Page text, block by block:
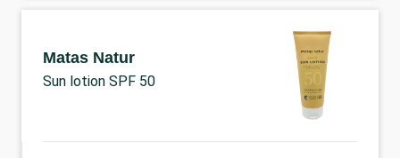
Matas Natur
Sun lotion SPF 50